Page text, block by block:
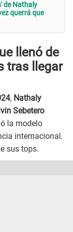
de Nathaly
querrá que
llenó de
tras llegar
, Nathaly
Sebetero
la modelo
internacional.
sus tops.